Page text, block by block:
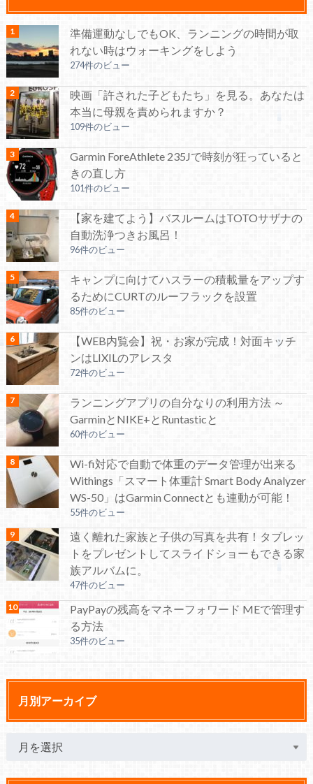
準備運動なしでもOK、ランニングの時間が取
れない時はウォーキングをしよう
274件のビュー
映画「許された子どもたち」を見る。あなたは
本当に母親を責められますか？
109件のビュー
Garmin ForeAthlete 235Jで時刻が狂っていると
きの直し方
101件のビュー
【家を建てよう】バスルームはTOTOサザナの
自動洗浄つきお風呂！
96件のビュー
キャンプに向けてハスラーの積載量をアップす
るためにCURTのルーフラックを設置
85件のビュー
【WEB内覧会】祝・お家が完成！対面キッチ
ンはLIXILのアレスタ
72件のビュー
ランニングアプリの自分なりの利用方法 ～
GarminとNIKE+とRuntasticと
60件のビュー
Wi-fi対応で自動で体重のデータ管理が出来る
Withings「スマート体重計 Smart Body Analyzer
WS-50」はGarmin Connectとも連動が可能！
55件のビュー
遠く離れた家族と子供の写真を共有！タブレッ
トをプレゼントしてスライドショーもできる家
族アルバムに。
47件のビュー
PayPayの残高をマネーフォワード MEで管理す
る方法
35件のビュー
月別アーカイブ